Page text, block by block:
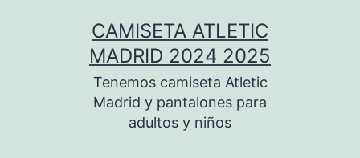
CAMISETA ATLETIC
MADRID 2024 2025
Tenemos camiseta Atletic
Madrid y pantalones para
adultos y niños